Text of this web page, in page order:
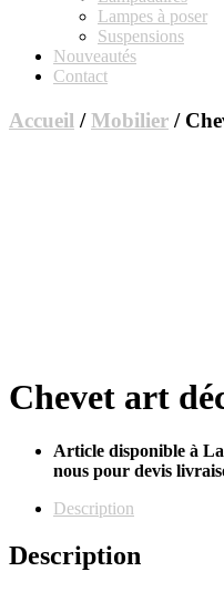
Lampes à poser
Suspensions
Nouveautés
Contact
Accueil /Mobilier /
Chevet art
Article disponible à
nous pour devis
Description
Description